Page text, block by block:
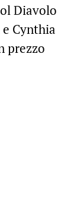
Diavolo
Cynthia
prezzo